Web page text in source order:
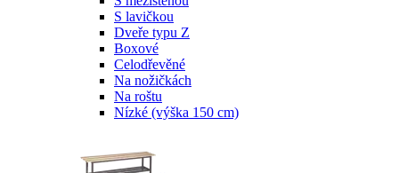
S lavičkou
Dveře typu Z
Boxové
Celodřevěné
Na nožičkách
Na roštu
Nízké (výška 150 cm)